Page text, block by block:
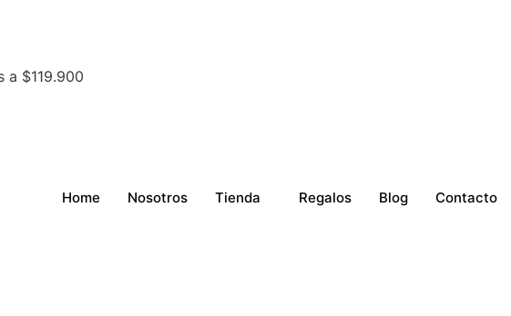
$119.900
Home Nosotros Tienda Regalos Blog Contacto